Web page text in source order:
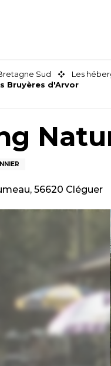
Sud Les
Bruyères d'Arvor
56620 Cléguer